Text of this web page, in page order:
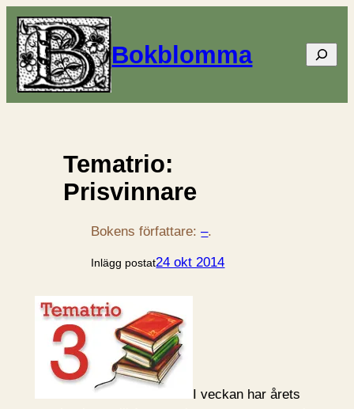
Bokblomma Sök
Tematrio:
Prisvinnare
Bokens författare:–.
Inlägg postat24 okt 2014
I veckan har årets